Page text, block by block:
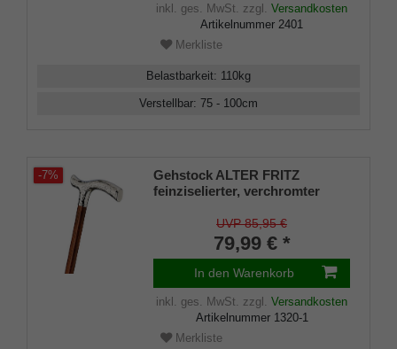
inkl. ges. MwSt. zzgl. Versandkosten
Artikelnummer 2401
Merkliste
Belastbarkeit: 110kg
Verstellbar: 75 - 100cm
-7%
Gehstock ALTER FRITZ
feinziselierter, verchromter
auf einen Stock aus
Buchenholz kirschbaumfarben
gebeizt,Chromring,inklusive
Gummipuffer.
UVP 85,95 €
79,99 € *
In den Warenkorb
inkl. ges. MwSt. zzgl. Versandkosten
Artikelnummer 1320-1
Merkliste